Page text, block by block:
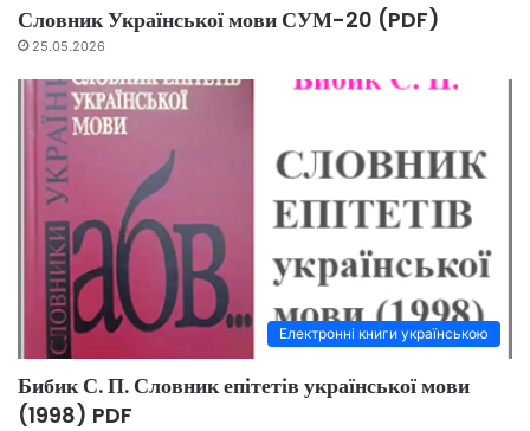
Словник Української мови СУМ-20 (PDF)
25.05.2026
Електронні книги українською
Бибик С. П. Словник епітетів української мови
(1998) PDF